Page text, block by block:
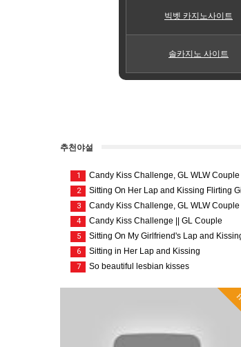
빅벳 카지노사이트
솔카지노 사이트
추천야설
1 Candy Kiss Challenge, GL WLW Couple
2 Sitting On Her Lap and Kissing Flirting
3 Candy Kiss Challenge, GL WLW Couple
4 Candy Kiss Challenge || GL Couple
5 Sitting On My Girlfriend's Lap and
6 Sitting in Her Lap and Kissing
7 So beautiful lesbian kisses